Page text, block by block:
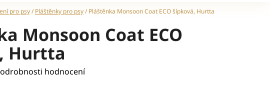
pro psy/ Pláštěnky pro psy/ Pláštěnka Monsoon Coat ECO šípková, Hurtta
Monsoon Coat ECO
Hurtta
hodnocení